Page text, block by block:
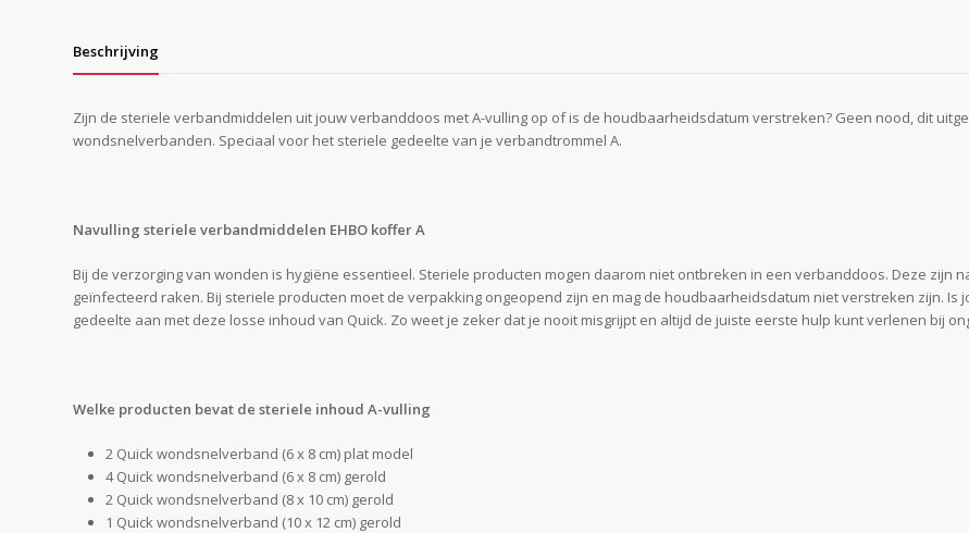
Beschrijving
Zijn de steriele verbandmiddelen uit jouw verbanddoos met A-vulling op of is de houdbaarheidsdatum verstreken? Geen nood, dit
wondsnelverbanden. Speciaal voor het steriele gedeelte van je verbandtrommel A.
Navulling steriele verbandmiddelen EHBO koffer A
Bij de verzorging van wonden is hygiëne essentieel. Steriele producten mogen daarom niet ontbreken in een verbanddoos. Deze zijn
geïnfecteerd raken. Bij steriele producten moet de verpakking ongeopend zijn en mag de houdbaarheidsdatum niet verstreken zijn. Is
gedeelte aan met deze losse inhoud van Quick. Zo weet je zeker dat je nooit misgrijpt en altijd de juiste eerste hulp kunt verlenen bij
Welke producten bevat de steriele inhoud A-vulling
2 Quick wondsnelverband (6 x 8 cm) plat model
4 Quick wondsnelverband (6 x 8 cm) gerold
2 Quick wondsnelverband (8 x 10 cm) gerold
1 Quick wondsnelverband (10 x 12 cm) gerold